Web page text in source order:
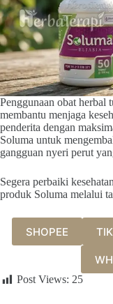
Penggunaan obat herbal
membantu menjaga
penderita dengan
Soluma untuk
gangguan nyeri perut
Segera perbaiki
produk Soluma melalui
SHOPEE
Post Views: 25